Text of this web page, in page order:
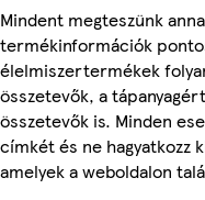
Mindent megteszünk
termékinformációk
élelmiszertermékek
összetevők, a
összetevők is. Minden
címkét és ne hagyatkozz
amelyek a weboldalon